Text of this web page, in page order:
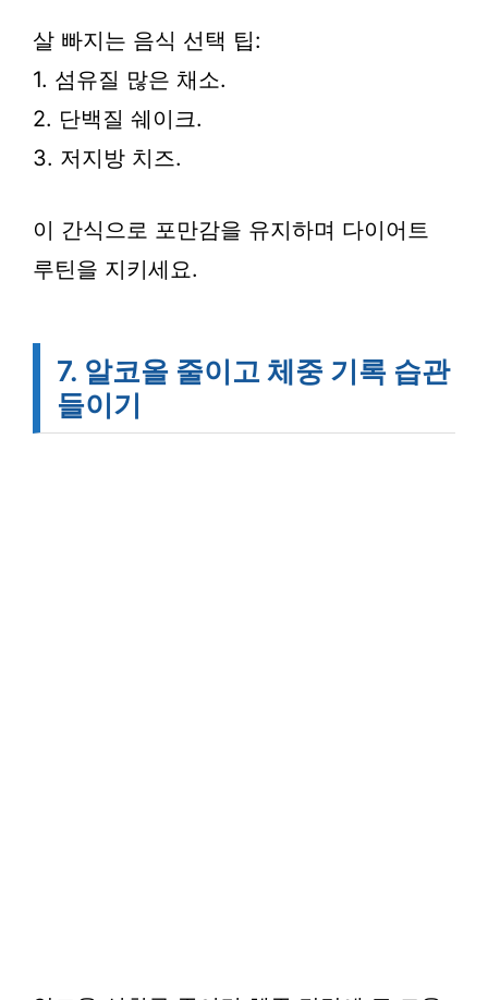
살 빠지는 음식 선택 팁:
1. 섬유질 많은 채소.
2. 단백질 쉐이크.
3. 저지방 치즈.
이 간식으로 포만감을 유지하며 다이어트
루틴을 지키세요.
7. 알코올 줄이고 체중 기록 습관
들이기